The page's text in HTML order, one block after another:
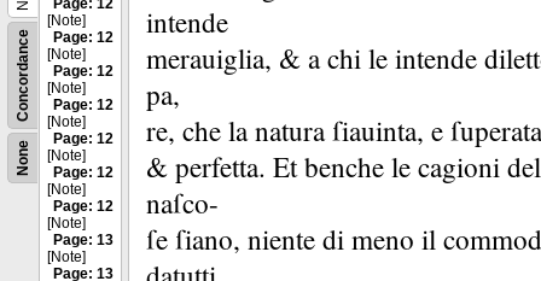
None
Concordance
Page: 12
[Note]
Page: 12
[Note]
Page: 12
[Note]
Page: 12
[Note]
Page: 12
[Note]
Page: 12
[Note]
Page: 12
[Note]
Page: 13
[Note]
Page: 13
intende
merauiglia, &a chi le intende
pa,
re, che la natura ſiauinta, e
&perfetta. Et benche le cagioni
naſco-
ſe ſiano, niente di meno il